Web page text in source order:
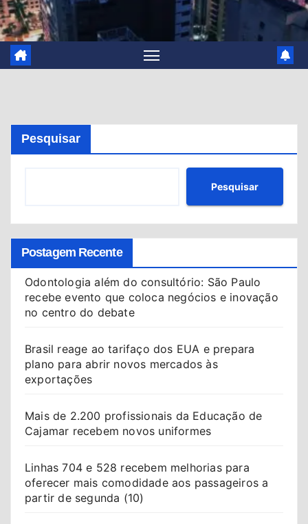
Pesquisar
Pesquisar
Postagem Recente
Odontologia além do consultório: São Paulo
recebe evento que coloca negócios e inovação
no centro do debate
Brasil reage ao tarifaço dos EUA e prepara
plano para abrir novos mercados às
exportações
Mais de 2.200 profissionais da Educação de
Cajamar recebem novos uniformes
Linhas 704 e 528 recebem melhorias para
oferecer mais comodidade aos passageiros a
partir de segunda (10)